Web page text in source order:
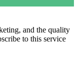
and the quality
to this service